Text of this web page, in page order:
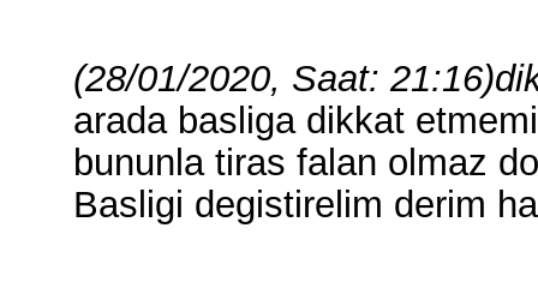
(28/01/2020, Saat: 21:16)
arada basliga dikkat
bununla tiras falan olmaz
Basligi degistirelim derim